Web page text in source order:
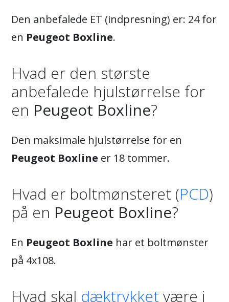
Den anbefalede ET (indpresning) er: 24 for
en Peugeot Boxline.
Hvad er den største
anbefalede hjulstørrelse for
en Peugeot Boxline?
Den maksimale hjulstørrelse for en
Peugeot Boxline er 18 tommer.
Hvad er boltmønsteret (PCD)
på en Peugeot Boxline?
En Peugeot Boxline har et boltmønster
på 4x108.
Hvad skal dæktrykket være i